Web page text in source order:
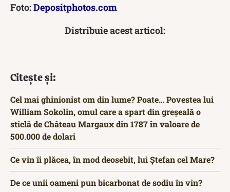
Foto:Depositphotos.com
Distribuie acest articol:
Citește și:
Cel mai ghinionist om din lume? Poate… Povestea lui
William Sokolin, omul care a spart din greșeală o
sticlă de Château Margaux din 1787 în valoare de
500.000 de dolari
Ce vin îi plăcea, în mod deosebit, lui Ștefan cel Mare?
De ce unii oameni pun bicarbonat de sodiu în vin?